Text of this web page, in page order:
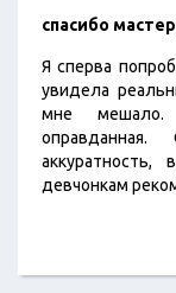
спасибо
Я сперва
увидела
мне мешало.
аккуратность,
девчонкам